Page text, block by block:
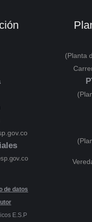
(Planta
de datos
E.S.P